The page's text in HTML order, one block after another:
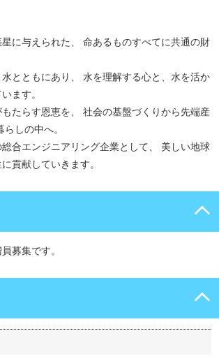
に与えられた、 命あるものすべてに共通の財
とともにあり、 水を理解する心と、水を活か
ます。
たらす恩恵を、 社会の基盤づくりから先端産
しの中へ。
合エンジニアリング企業として、 美しい地球
貢献していきます。
募集です。